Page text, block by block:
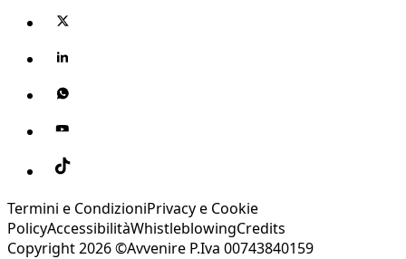
Termini e CondizioniPrivacy e Cookie
PolicyAccessibilitàWhistleblowingCredits
Copyright 2026 ©Avvenire P.Iva 00743840159